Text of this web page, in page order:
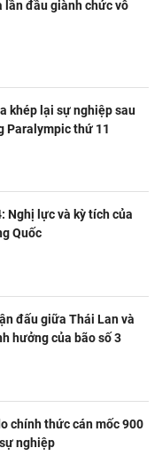
lần đầu giành chức vô
khép lại sự nghiệp sau
Paralympic thứ 11
Nghị lực và kỳ tích của
Quốc
đấu giữa Thái Lan và
hưởng của bão số 3
chính thức cán mốc 900
nghiệp